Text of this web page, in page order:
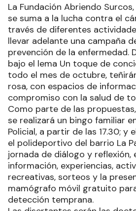
La Fundación Abriendo
se suma a la lucha contra el
través de diferentes
llevar adelante una campaña
prevención de la enfermedad.
bajo el lema Un toque de
todo el mes de octubre,
rosa, con espacios de
compromiso con la salud de
Como parte de las
se realizará un bingo familiar
Policial, a partir de las 17.30; y
el polideportivo del barrio La
jornada de diálogo y reflexión,
información, experiencias,
recreativas, sorteos y la
mamógrafo móvil gratuito
detección temprana.